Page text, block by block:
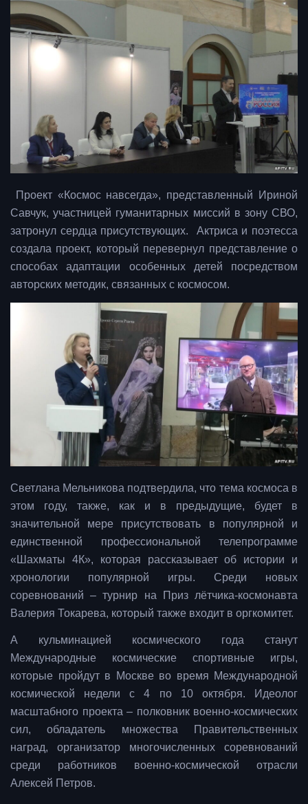
Проект «Космос навсегда», представленный Ириной
Савчук, участницей гуманитарных миссий в зону СВО,
затронул сердца присутствующих. Актриса и поэтесса
создала проект, который перевернул представление о
способах адаптации особенных детей посредством
авторских методик, связанных с космосом.
Светлана Мельникова подтвердила, что тема космоса в
этом году, также, как и в предыдущие, будет в
значительной мере присутствовать в популярной и
единственной профессиональной телепрограмме
«Шахматы 4К», которая рассказывает об истории и
хронологии популярной игры. Среди новых
соревнований – турнир на Приз лётчика-космонавта
Валерия Токарева, который также входит в оргкомитет.
А кульминацией космического года станут
Международные космические спортивные игры,
которые пройдут в Москве во время Международной
космической недели с 4 по 10 октября. Идеолог
масштабного проекта – полковник военно-космических
сил, обладатель множества Правительственных
наград, организатор многочисленных соревнований
среди работников военно-космической отрасли
Алексей Петров.